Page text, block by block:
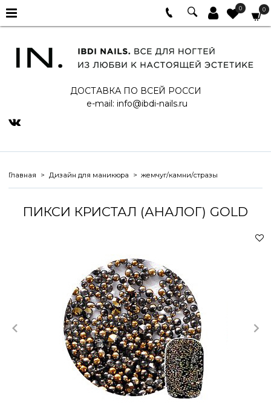
0 0
ДОСТАВКА ПО ВСЕЙ РОССИ
e-mail: info@ibdi-nails.ru
Главная Дизайн для маникюра жемчуг/камни/стразы
ПИКСИ КРИСТАЛ (АНАЛОГ) GOLD